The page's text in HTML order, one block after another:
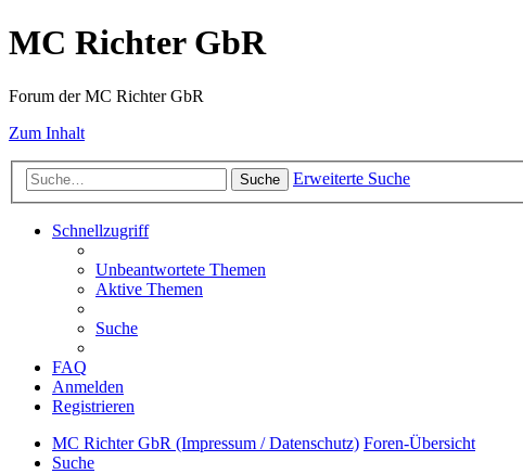
MC Richter GbR
Forum der MC Richter GbR
Zum Inhalt
Suche Erweiterte Suche
Schnellzugriff
Unbeantwortete Themen
Aktive Themen
Suche
FAQ
Anmelden
Registrieren
MC Richter GbR (Impressum / Datenschutz) Foren-Übersicht
Suche